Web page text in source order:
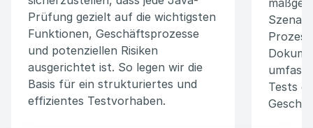
Prüfung gezielt auf die wichtigsten
Funktionen, Geschäftsprozesse
und potenziellen Risiken
ausgerichtet ist. So legen wir die
Basis für ein strukturiertes und
effizientes Testvorhaben.
Tests